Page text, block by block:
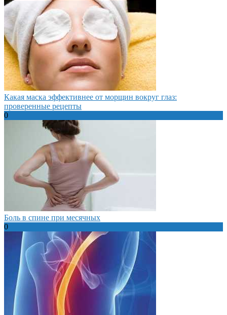
Какая маска эффективнее от морщин вокруг глаз:
проверенные рецепты
0
Боль в спине при месячных
0